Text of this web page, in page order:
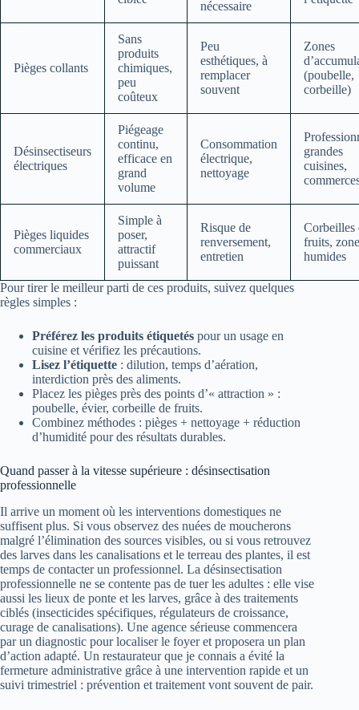
nécessaire
Pièges collants
Sans
produits
chimiques,
peu
coûteux
Peu
esthétiques, à
remplacer
souvent
Zones
(poubelle,
corbeille)
Désinsectiseurs
électriques
Piégeage
continu,
efficace en
grand
volume
Consommation
électrique,
nettoyage
grandes
cuisines,
Pièges liquides
commerciaux
Simple à
poser,
attractif
puissant
Risque de
renversement,
entretien
Corbeilles
fruits,
humides
Pour tirer le meilleur parti de ces produits, suivez quelques
règles simples :
Préférez les produits étiquetés pour un usage en
cuisine et vérifiez les précautions.
Lisez l’étiquette : dilution, temps d’aération,
interdiction près des aliments.
Placez les pièges près des points d’« attraction » :
poubelle, évier, corbeille de fruits.
Combinez méthodes : pièges + nettoyage + réduction
d’humidité pour des résultats durables.
Quand passer à la vitesse supérieure : désinsectisation
professionnelle
Il arrive un moment où les interventions domestiques ne
suffisent plus. Si vous observez des nuées de moucherons
malgré l’élimination des sources visibles, ou si vous retrouvez
des larves dans les canalisations et le terreau des plantes, il est
temps de contacter un professionnel. La désinsectisation
professionnelle ne se contente pas de tuer les adultes : elle vise
aussi les lieux de ponte et les larves, grâce à des traitements
ciblés (insecticides spécifiques, régulateurs de croissance,
curage de canalisations). Une agence sérieuse commencera
par un diagnostic pour localiser le foyer et proposera un plan
d’action adapté. Un restaurateur que je connais a évité la
fermeture administrative grâce à une intervention rapide et un
suivi trimestriel : prévention et traitement vont souvent de pair.